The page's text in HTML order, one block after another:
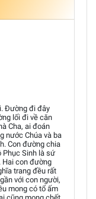
Đường đi đây
lối đi về căn
Cha, ai đoán
nước Chúa và ba
Con đường chia
Sinh là sứ
Hai con đường
trang đều rất
với con người,
mong có tổ ấm